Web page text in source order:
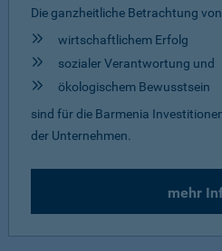
Die ganzheitliche Betrachtung von
wirtschaftlichem Erfolg
sozialer Verantwortung und
ökologischem Bewusstsein
sind für die Barmenia
der Unternehmen.
mehr